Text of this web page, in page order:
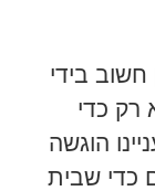
חשוב בידי
רק כדי
הוגשה
כדי שבית